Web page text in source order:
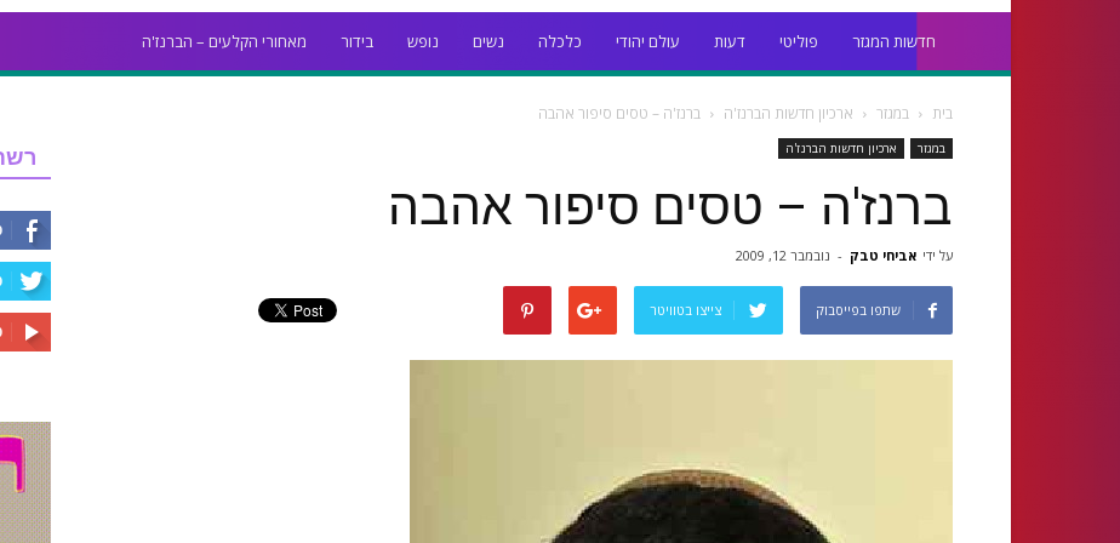
חדשות המגזר פוליטי דעות עולם יהודי כלכלה נשים נופש בידור מאחורי הקלעים – הברנז'ה
בית במגזר ארכיון חדשות הברנז'ה ברנז'ה – טסים סיפור אהבה
במגזר ארכיון חדשות הברנז'ה
ברנז'ה – טסים סיפור אהבה
על ידי אביחי טבק - נובמבר 12, 2009
שתפו בפייסבוק צייצו בטוויטר